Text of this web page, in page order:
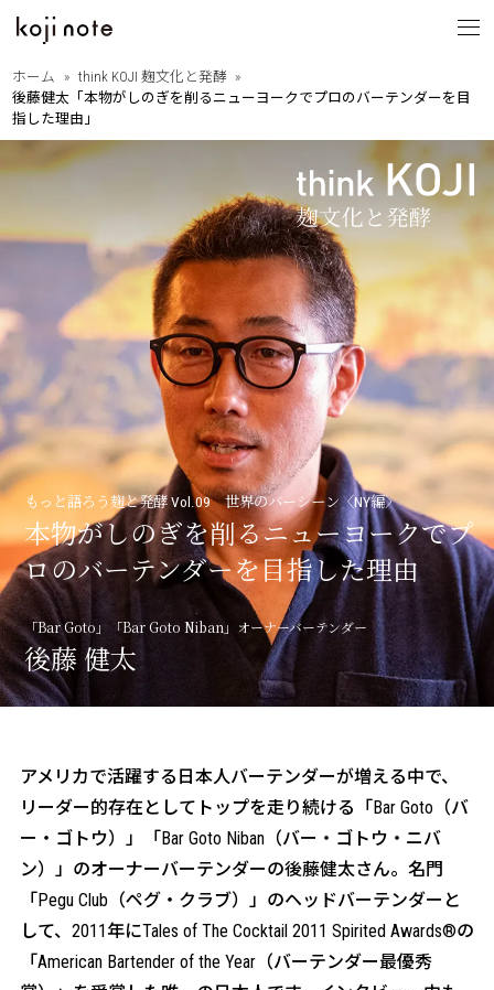
koji note
from OITA
・大分の歩きたくなる道
・相原正明フォトエッセイ
with PEOPLE
縁ある人たち
・大分ゆかりのあの人
・大分に暮らすということ
think KOJI
麹文化と発酵
・Dr.下田の新本格焼酎論
・もっと語ろう麹と発酵
・はじめての発酵食レシピ
・麹と発酵の基礎講座
by SANWA SHURUI
三和酒類の酒造り
about CCRN
麹プロジェクト
ホーム
think KOJI 麹文化と発酵
後藤健太「本物がしのぎを削るニューヨークでプロのバーテンダーを目
指した理由」
もっと語ろう麹と発酵 Vol.09 世界のバーシーン〈NY編〉
本物がしのぎを削るニューヨークでプ
ロのバーテンダーを目指した理由
「Bar Goto」「Bar Goto Niban」オーナーバーテンダー
後藤 健太
アメリカで活躍する日本人バーテンダーが増える中で、
リーダー的存在としてトップを走り続ける「Bar Goto（バ
ー・ゴトウ）」「Bar Goto Niban（バー・ゴトウ・ニバ
ン）」のオーナーバーテンダーの後藤健太さん。名門
「Pegu Club（ペグ・クラブ）」のヘッドバーテンダーと
して、2011年にTales of The Cocktail 2011 Spirited Awards®の
「American Bartender of the Year（バーテンダー最優秀